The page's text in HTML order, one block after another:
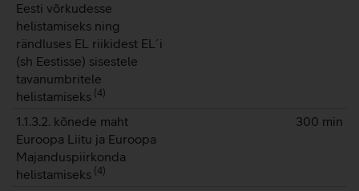
Eesti võrkudesse
helistamiseks ning
rändluses EL riikidest EL´i
(sh Eestisse) sisestele
tavanumbritele
helistamiseks (4)
1.1.3.2. kõnede maht
Euroopa Liitu ja Euroopa
Majanduspiirkonda
helistamiseks (4)
300 min